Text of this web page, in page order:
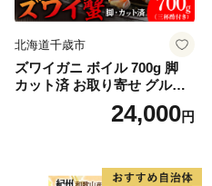
北海道千歳市
ズワイガニ ボイル 700g 脚
カット済 お取り寄せ グルメ
【北海道】【札幌バルナバフ
24,000円